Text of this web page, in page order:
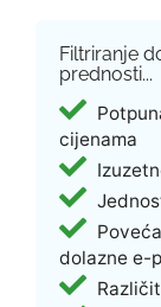
Filtriranje
prednosti...
cijenama
dolazne e-